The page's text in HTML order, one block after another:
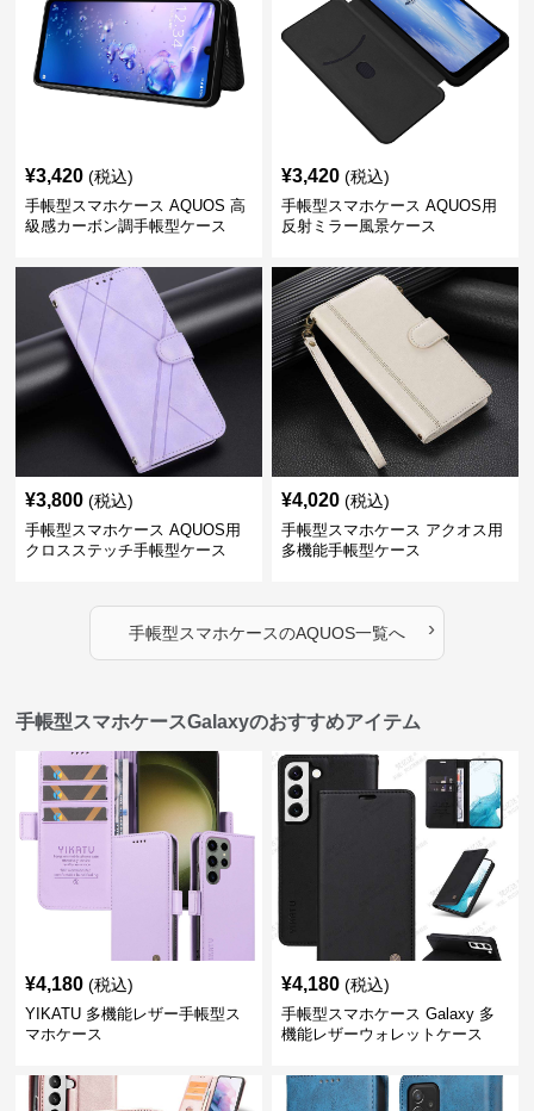
¥3,420 (税込)
手帳型スマホケース AQUOS 高
級感カーボン調手帳型ケース
¥3,420 (税込)
手帳型スマホケース AQUOS用
反射ミラー風景ケース
¥3,800 (税込)
手帳型スマホケース AQUOS用
クロスステッチ手帳型ケース
¥4,020 (税込)
手帳型スマホケース アクオス用
多機能手帳型ケース
手帳型スマホケースのAQUOS一覧へ ›
手帳型スマホケースGalaxyのおすすめアイテム
¥4,180 (税込)
YIKATU 多機能レザー手帳型ス
マホケース
¥4,180 (税込)
手帳型スマホケース Galaxy 多
機能レザーウォレットケース